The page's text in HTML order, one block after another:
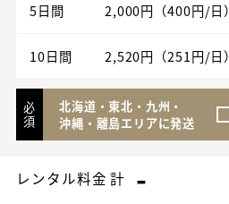
5日間 2,000円（400円/日）
10日間 2,520円（251円/日）
必
須
北海道・東北・九州・
沖縄・離島エリアに発送
レンタル料金 計 -